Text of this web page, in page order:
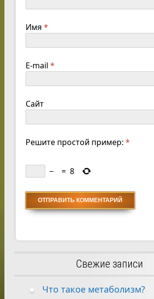
Имя *
E-mail *
Сайт
Решите простой пример: *
− = 8
Свежие записи
Что такое метаболизм?